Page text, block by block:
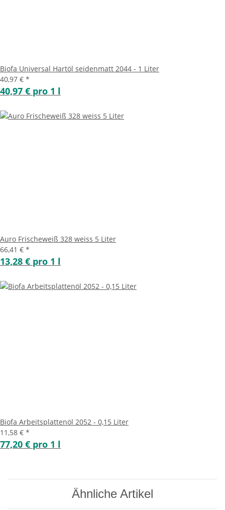
Biofa Universal Hartöl seidenmatt 2044 - 1 Liter
40,97 € *
40,97 € pro 1 l
Auro Frischeweiß 328 weiss 5 Liter
66,41 € *
13,28 € pro 1 l
Biofa Arbeitsplattenöl 2052 - 0,15 Liter
11,58 € *
77,20 € pro 1 l
Ähnliche Artikel